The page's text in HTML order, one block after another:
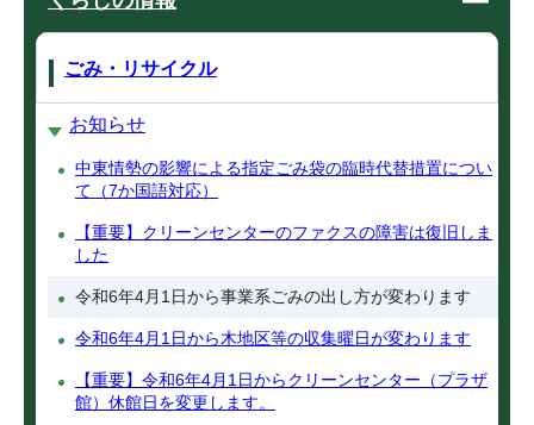
ごみ・リサイクル
お知らせ
中東情勢の影響による指定ごみ袋の臨時代替措置につい
て（7か国語対応）
【重要】クリーンセンターのファクスの障害は復旧しま
した
令和6年4月1日から事業系ごみの出し方が変わります
令和6年4月1日から木地区等の収集曜日が変わります
【重要】令和6年4月1日からクリーンセンター（プラザ
館）休館日を変更します。